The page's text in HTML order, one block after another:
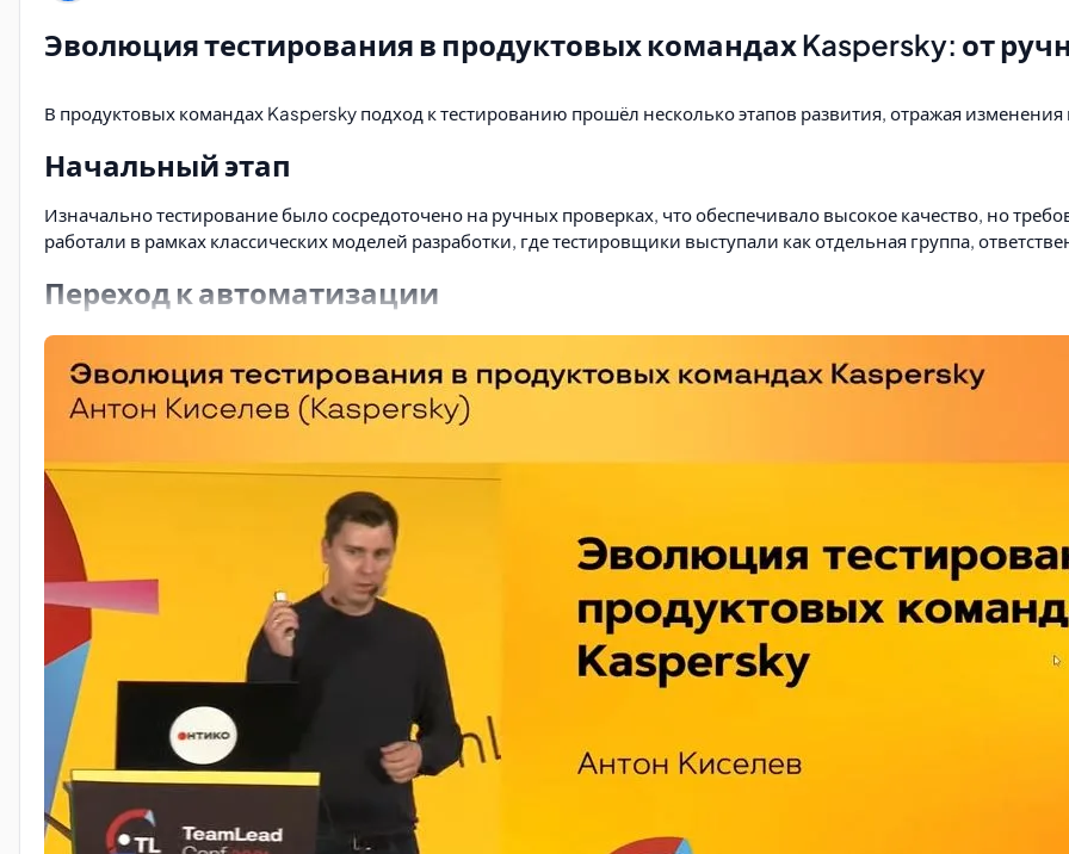
Эволюция тестирования в продуктовых командах Kaspersky: от
В продуктовых командах Kaspersky подход к тестированию прошёл несколько этапов развития, отражая
Начальный этап
Изначально тестирование было сосредоточено на ручных проверках, что обеспечивало высокое качество, но
работали в рамках классических моделей разработки, где тестировщики выступали как отдельная группа,
Переход к автоматизации
С ростом сложности продуктов и увеличением частоты обновлений возникла необходимость вавтоматизации
проверки регрессий. - Снизить нагрузку на ручное тестирование. - Повысить стабильность выпускаемых версий.
Внедрение автоматизированных тестов стало ключевым шагом для поддержания качества при динамичном
Интеграция в процессы разработки
Следующим этапом стала интеграция тестирования в цикл разработки
(CI/CD). Тестировщики начали работать
стадий проекта, что способствовало: - Раннему выявлению дефектов. - Сокращению времени на исправление
команде.
Этот подход помог перейти от реактивного тестирования к проактивному, где качество закладывается на этапе
Современные тенденции
В настоящее время тестирование в Kaspersky эволюционирует в сторону использования искусственного
потенциальных проблем. - Оптимизации тестовых сценариев. - Анализа больших объёмов данных о качестве.
Такие инновации позволяют командам адаптироваться к быстро меняющемуся рынку и повышать эффективность
Значение для продуктов